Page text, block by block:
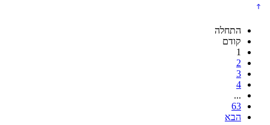
התחלה
קודם
1
2
3
4
...
63
הבא